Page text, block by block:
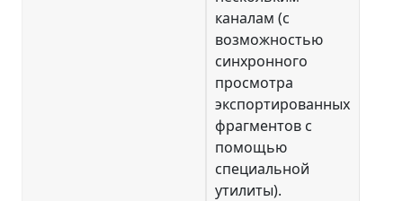
каналам (с
возможностью
синхронного
просмотра
экспортированных
фрагментов с
помощью
специальной
утилиты).